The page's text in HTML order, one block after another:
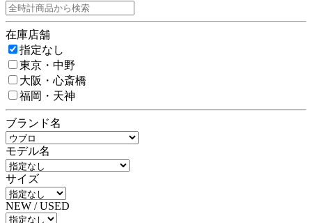
在庫店舗
指定なし
東京・中野
大阪・心斎橋
福岡・天神
ブランド名
モデル名
サイズ
NEW / USED